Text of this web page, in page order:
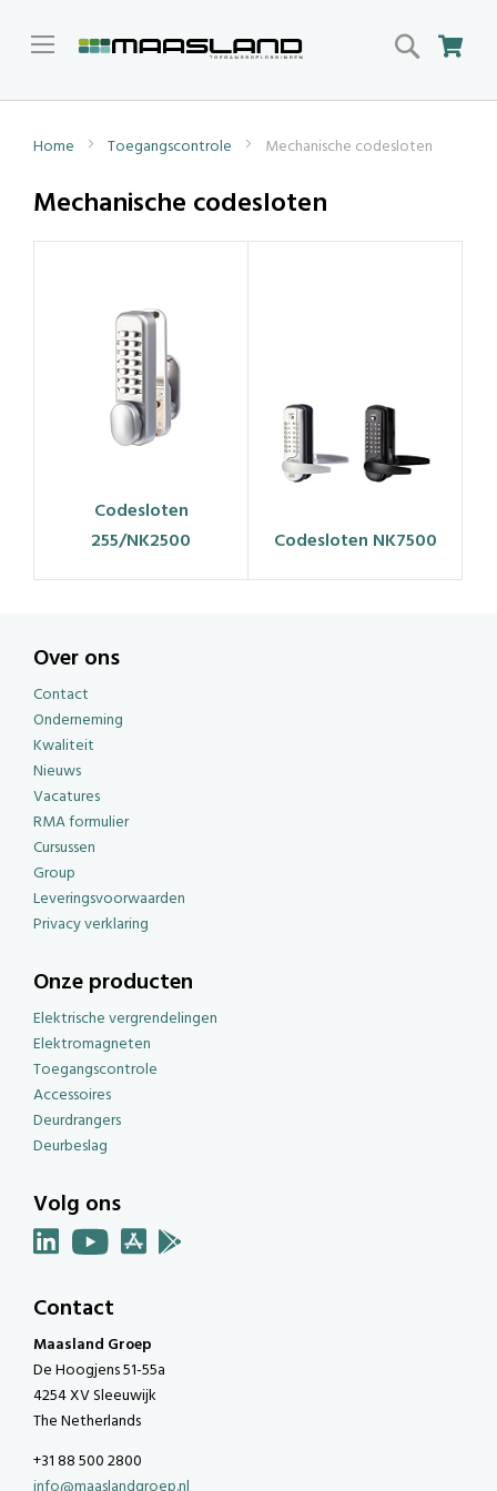
Search
Home Toegangscontrole Mechanische codesloten
Mechanische codesloten
Codesloten
255/NK2500
Codesloten NK7500
Over ons
Contact
Onderneming
Kwaliteit
Nieuws
Vacatures
RMA formulier
Cursussen
Group
Leveringsvoorwaarden
Privacy verklaring
Onze producten
Elektrische vergrendelingen
Elektromagneten
Toegangscontrole
Accessoires
Deurdrangers
Deurbeslag
Volg ons
Contact
Maasland Groep
De Hoogjens 51-55a
4254 XV Sleeuwijk
The Netherlands
+31 88 500 2800